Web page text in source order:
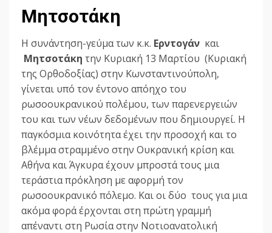
Μητσοτάκη
Η συνάντηση-γεύμα των κ.κ. Ερντογάν και
Μητσοτάκη την Κυριακή 13 Μαρτίου (Κυριακή
της Ορθοδοξίας) στην Κωνσταντινούπολη,
γίνεται υπό τον έντονο απόηχο του
ρωσοουκρανικού πολέμου, των παρενεργειών
του και των νέων δεδομένων που δημιουργεί. Η
παγκόσμια κοινότητα έχει την προσοχή και το
βλέμμα στραμμένο στην Ουκρανική κρίση και
Αθήνα και Άγκυρα έχουν μπροστά τους μια
τεράστια πρόκληση με αφορμή τον
ρωσοουκρανικό πόλεμο. Και οι δύο τους για μια
ακόμα φορά έρχονται στη πρώτη γραμμή
απέναντι στη Ρωσία στην Νοτιοανατολική